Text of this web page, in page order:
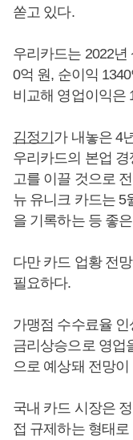
쏟고 있다.
우리카드는 2022
0억 원, 순이익
비교해 영업이익은
김정기가 내놓은 4
우리카드의 본업
고를 이끌 것으로
뉴 유니크 카드는 5
을 기록하는 등 좋
다만 카드 업황 전
필요하다.
가맹점 수수료율
금리상승으로 영업
으로 예상돼 전망
국내 카드 시장은
접 규제하는 형태